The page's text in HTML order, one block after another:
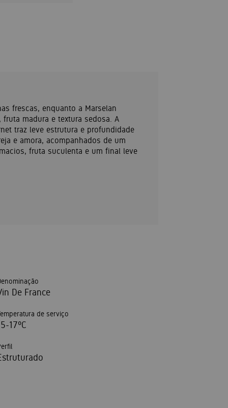
frescas, enquanto a Marselan
madura e textura sedosa. A
traz leve estrutura e profundidade
e amora, acompanhados de um
fruta suculenta e um final leve
De France
de serviço
17ºC